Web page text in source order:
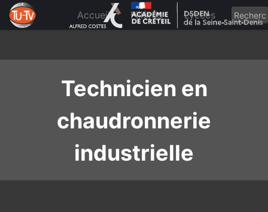
content
Accueil Filières Lycées
Technicien en
chaudronnerie
industrielle